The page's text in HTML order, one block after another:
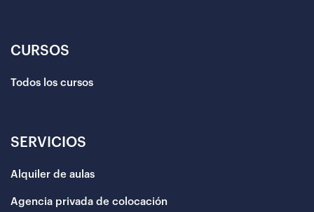
CURSOS
Todos los cursos
SERVICIOS
Alquiler de aulas
Agencia privada de colocación